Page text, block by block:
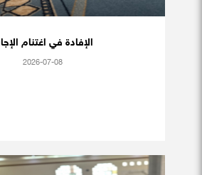
الإفادة في اغتنام
2026-07-08